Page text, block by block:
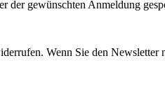
der gewünschten Anmeldung
Wenn Sie den Newsletter